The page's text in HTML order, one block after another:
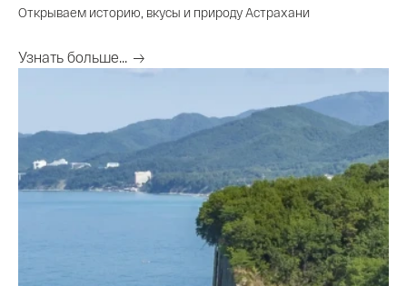
Открываем историю, вкусы и природу Астрахани
Узнать больше...